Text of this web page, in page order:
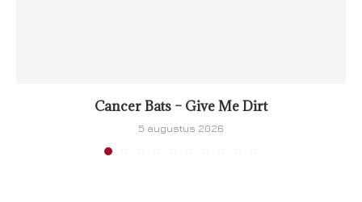
Cancer Bats – Give Me Dirt
5 augustus 2026